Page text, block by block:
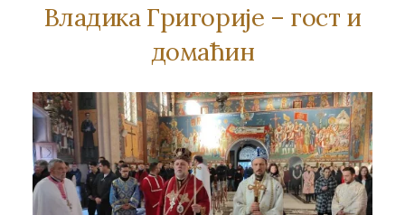
Владика Григорије – гост и
домаћин